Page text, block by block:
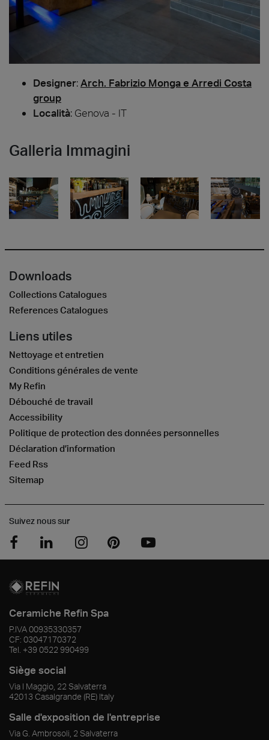
Designer:Arch. Fabrizio Monga e Arredi Costa
group
Località: Genova - IT
Galleria Immagini
Downloads
Collections Catalogues
References Catalogues
Liens utiles
Nettoyage et entretien
Conditions générales de vente
My Refin
Débouché de travail
Accessibility
Politique de protection des données personnelles
Déclaration d’information
Feed Rss
Sitemap
Suivez nous sur
Ceramiche Refin Spa
P.IVA00935330357
CF: 03047170372
Tel. +39 0522 990499
Siège social
Via I Maggio, 22 Salvaterra
42013 Casalgrande (RE) Italy
Salle d'exposition de l'entreprise
Via G. Ambrosoli, 2 Salvaterra